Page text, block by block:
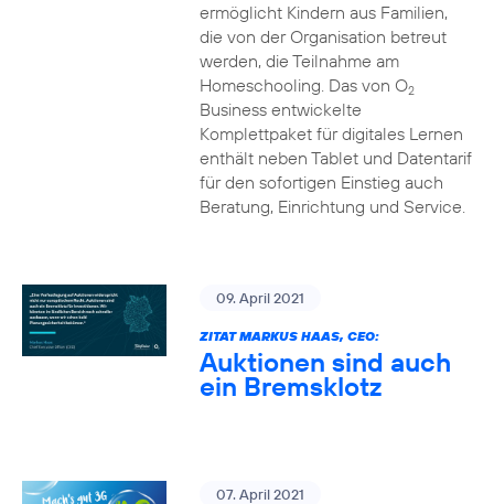
ermöglicht Kindern aus Familien,
die von der Organisation betreut
werden, die Teilnahme am
Homeschooling. Das von O2
Business entwickelte
Komplettpaket für digitales Lernen
enthält neben Tablet und Datentarif
für den sofortigen Einstieg auch
Beratung, Einrichtung und Service.
09. April 2021
ZITAT MARKUS HAAS, CEO:
Auktionen sind auch
ein Bremsklotz
07. April 2021